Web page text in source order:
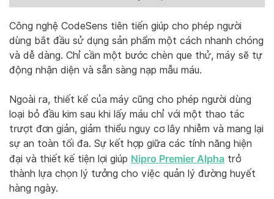
Công nghệ CodeSens tiên tiến giúp cho phép người
dùng bắt đầu sử dụng sản phẩm một cách nhanh chóng
và dễ dàng. Chỉ cần một bước chèn que thử, máy sẽ tự
động nhận diện và sẵn sàng nạp mẫu máu.
Ngoài ra, thiết kế của máy cũng cho phép người dùng
loại bỏ đầu kim sau khi lấy máu chỉ với một thao tác
trượt đơn giản, giảm thiểu nguy cơ lây nhiễm và mang lại
sự an toàn tối đa. Sự kết hợp giữa các tính năng hiện
đại và thiết kế tiện lợi giúp Nipro Premier Alpha trở
thành lựa chọn lý tưởng cho việc quản lý đường huyết
hàng ngày.